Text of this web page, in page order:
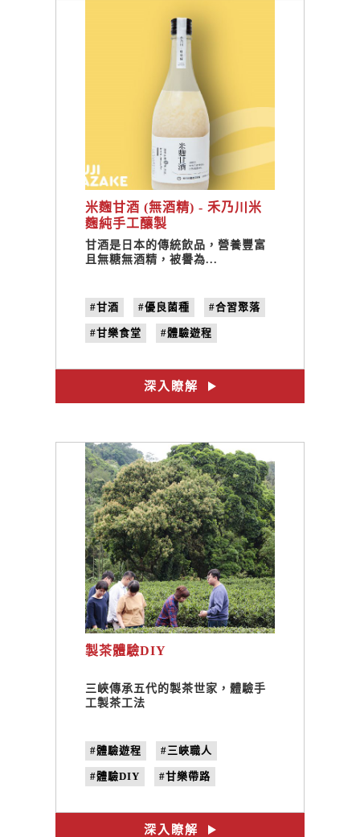
米麴甘酒 (無酒精) - 禾乃川米
麴純手工釀製
甘酒是日本的傳統飲品，營養豐富
且無糖無酒精，被譽為...
#甘酒 #優良菌種 #合習聚落
#甘樂食堂 #體驗遊程
深入瞭解
製茶體驗DIY
三峽傳承五代的製茶世家，體驗手
工製茶工法
#體驗遊程 #三峽職人
#體驗DIY #甘樂帶路
#製茶體驗
深入瞭解